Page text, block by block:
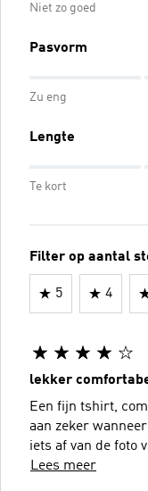
Niet zo goed
Pasvorm
Zu eng
Lengte
Te kort
Filter op aantal
5 4
lekker
Een fijn tshirt,
aan zeker
iets af van de foto
Lees meer